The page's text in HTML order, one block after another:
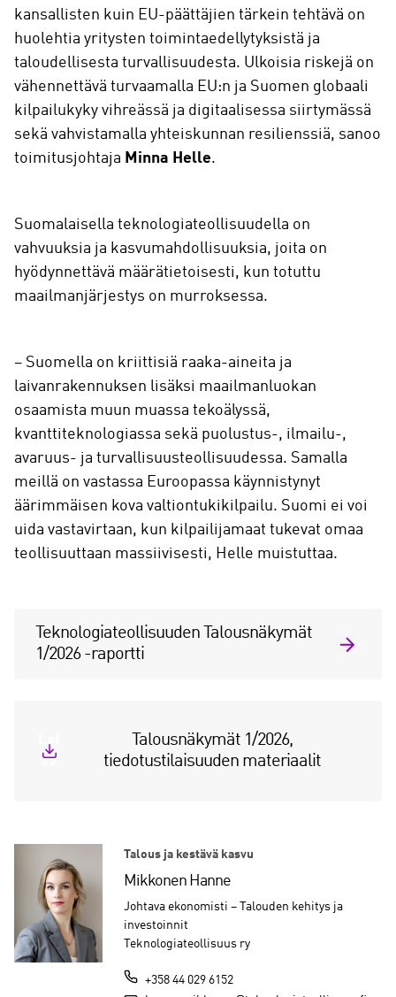
kansallisten kuin EU-päättäjien tärkein tehtävä on
huolehtia yritysten toimintaedellytyksistä ja
taloudellisesta turvallisuudesta. Ulkoisia riskejä on
vähennettävä turvaamalla EU:n ja Suomen globaali
kilpailukyky vihreässä ja digitaalisessa siirtymässä
sekä vahvistamalla yhteiskunnan resilienssiä, sanoo
toimitusjohtaja Minna Helle.
Suomalaisella teknologiateollisuudella on
vahvuuksia ja kasvumahdollisuuksia, joita on
hyödynnettävä määrätietoisesti, kun totuttu
maailmanjärjestys on murroksessa.
– Suomella on kriittisiä raaka-aineita ja
laivanrakennuksen lisäksi maailmanluokan
osaamista muun muassa tekoälyssä,
kvanttiteknologiassa sekä puolustus-, ilmailu-,
avaruus- ja turvallisuusteollisuudessa. Samalla
meillä on vastassa Euroopassa käynnistynyt
äärimmäisen kova valtiontukikilpailu. Suomi ei voi
uida vastavirtaan, kun kilpailijamaat tukevat omaa
teollisuuttaan massiivisesti, Helle muistuttaa.
Teknologiateollisuuden Talousnäkymät
1/2026 -raportti
Talousnäkymät 1/2026,
tiedotustilaisuuden materiaalit
aa
Talous ja kestävä kasvu
Mikkonen Hanne
Johtava ekonomisti – Talouden kehitys ja
investoinnit
Teknologiateollisuus ry
+358 44 029 6152